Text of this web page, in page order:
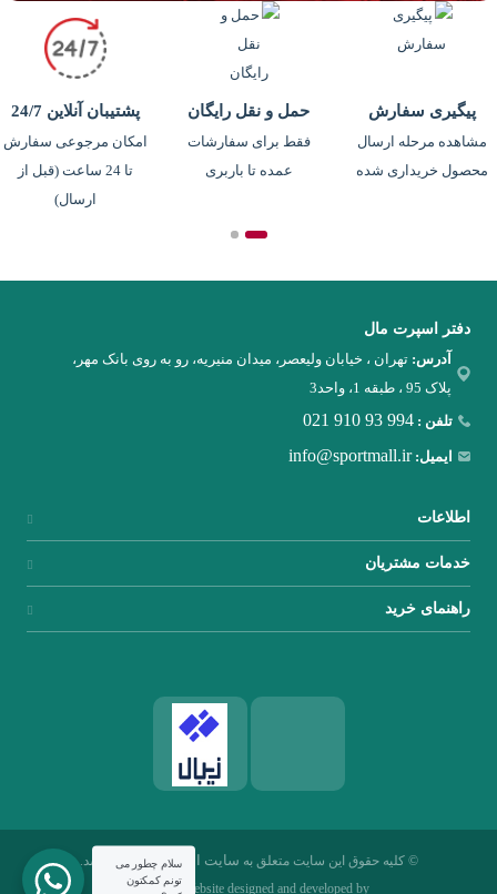
پیگیری سفارش
مشاهده مرحله ارسال
محصول خریداری شده
حمل و نقل رایگان
فقط برای سفارشات
عمده تا باربری
پشتیبان آنلاین 24/7
امکان مرجوعی سفارش
تا 24 ساعت (قبل از
ارسال)
دفتر اسپرت مال
آدرس: تهران ، خیابان ولیعصر، میدان منیریه، رو به روی بانک مهر،
پلاک 95 ، طبقه 1، واحد3
تلفن : 021 910 93 994
ایمیل:info@sportmall.ir
اطلاعات
خدمات مشتریان
راهنمای خرید
© کلیه حقوق این سایت متعلق به سایت اسپرت مال می باشد.
Website designed and developed by
npco.net
سلام چطور می
تونم کمکتون